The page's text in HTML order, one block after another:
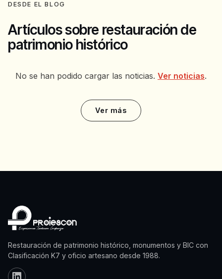
DESDE EL BLOG
Artículos sobre restauración de
patrimonio histórico
No se han podido cargar las noticias. Ver noticias.
Ver más
Restauración de patrimonio histórico, monumentos y BIC con
Clasificación K7 y oficio artesano desde 1988.